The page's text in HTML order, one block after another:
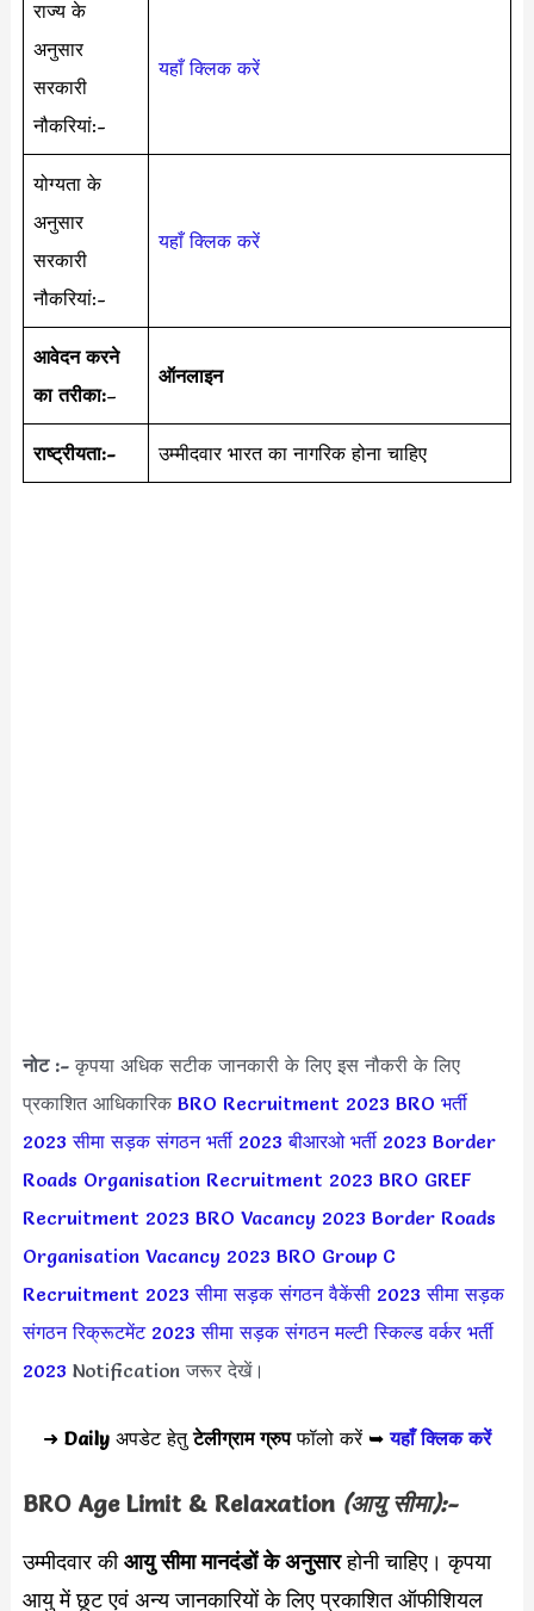
राज्य के
अनुसार
सरकारी
नौकरियां:-
यहाँ क्लिक करें
योग्यता के
अनुसार
सरकारी
नौकरियां:-
यहाँ क्लिक करें
आवेदन करने
का तरीका:–
ऑनलाइन
राष्ट्रीयता:- उम्मीदवार भारत का नागरिक होना चाहिए
नोट :-कृपया अधिक सटीक जानकारी के लिए इस नौकरी के लिए
प्रकाशित आधिकारिक BRO Recruitment 2023 BRO भर्ती
2023 सीमा सड़क संगठन भर्ती 2023 बीआरओ भर्ती 2023 Border
Roads Organisation Recruitment 2023 BRO GREF
Recruitment 2023 BRO Vacancy 2023 Border Roads
Organisation Vacancy 2023 BRO Group C
Recruitment 2023 सीमा सड़क संगठन वैकेंसी 2023 सीमा सड़क
संगठन रिक्रूटमेंट 2023 सीमा सड़क संगठन मल्टी स्किल्ड वर्कर भर्ती
2023 Notification जरूर देखें।
➜ Daily अपडेट हेतुटेलीग्राम ग्रुपफॉलो करें ➥यहाँ क्लिक करें
BRO Age Limit & Relaxation (आयु सीमा):-
उम्मीदवार कीआयु सीमा मानदंडों के अनुसारहोनी चाहिए। कृपया
आयु में छूट एवं अन्य जानकारियों के लिए प्रकाशित ऑफीशियल